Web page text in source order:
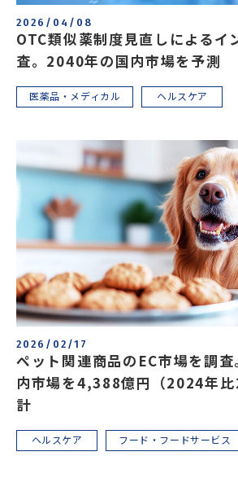
2026/04/08
OTC類似薬制度見直しによるイ
査。2040年の国内市場を予測
医薬品・メディカル ヘルスケア
2026/02/17
ペット関連商品のEC市場を調
内市場を4,388億円（2024年
計
ヘルスケア フード・フードサービス